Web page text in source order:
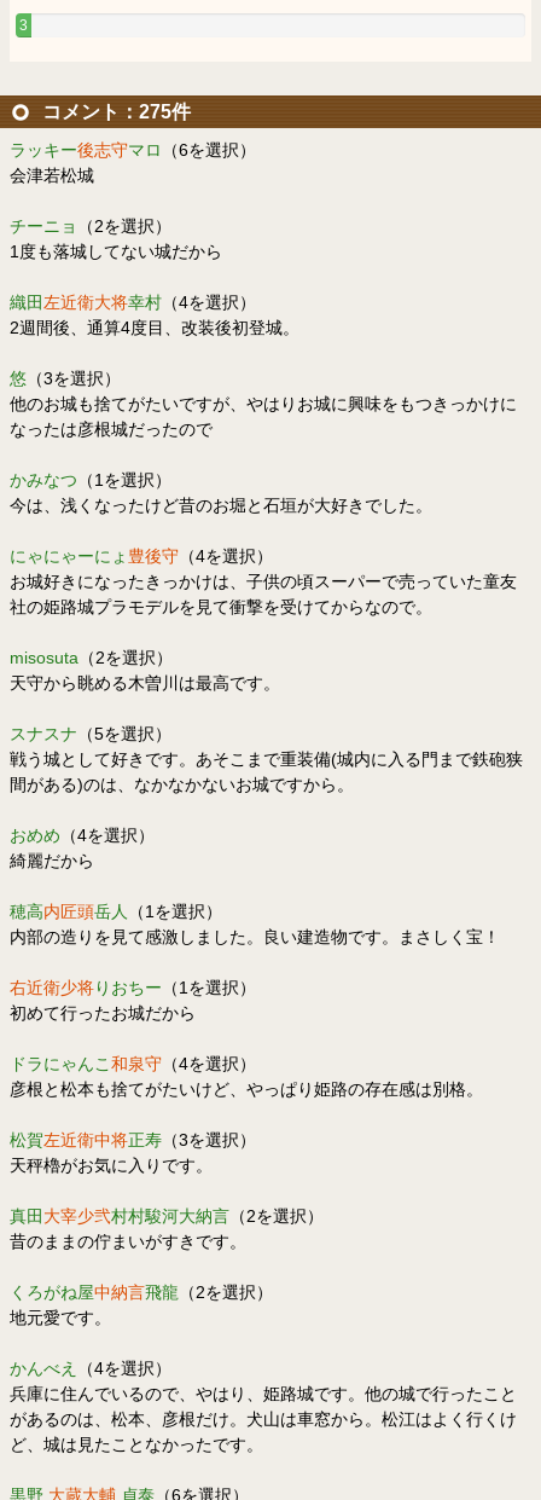
3
コメント：275件
ラッキー後志守マロ
（6を選択）
会津若松城
チーニョ
（2を選択）
1度も落城してない城だから
織田 左近衛大将幸村 （4を選択）
2週間後、通算4度目、改装後初登城。
悠 （3を選択）
他のお城も捨てがたいですが、やはりお城に興味をもつきっかけに
なったは彦根城だったので
かみなつ （1を選択）
今は、浅くなったけど昔のお堀と石垣が大好きでした。
にゃにゃーにょ 豊後守 （4を選択）
お城好きになったきっかけは、子供の頃スーパーで売っていた童友
社の姫路城プラモデルを見て衝撃を受けてからなので。
misosuta （2を選択）
天守から眺める木曽川は最高です。
スナスナ （5を選択）
戦う城として好きです。あそこまで重装備(城内に入る門まで鉄砲狭
間がある)のは、なかなかないお城ですから。
おめめ （4を選択）
綺麗だから
穂高内匠頭岳人
（1を選択）
内部の造りを見て感激しました。良い建造物です。まさしく宝！
右近衛少将りおちー （1を選択）
初めて行ったお城だから
ドラにゃんこ 和泉守 （4を選択）
彦根と松本も捨てがたいけど、やっぱり姫路の存在感は別格。
松賀左近衛中将正寿 （3を選択）
天秤櫓がお気に入りです。
真田 大宰少弐村村駿河大納言 （2を選択）
昔のままの佇まいがすきです。
くろがね屋中納言飛龍 （2を選択）
地元愛です。
かんべえ
（4を選択）
兵庫に住んでいるので、やはり、姫路城です。他の城で行ったこと
があるのは、松本、彦根だけ。犬山は車窓から。松江はよく行くけ
ど、城は見たことなかったです。
黒野 大蔵大輔 貞泰 （6を選択）